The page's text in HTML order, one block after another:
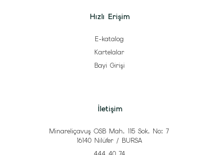
Hızlı Erişim
E-katalog
Kartelalar
Bayi Girişi
İletişim
Minareliçavuş OSB Mah. 115 Sok. No: 7
16140 Nilüfer / BURSA